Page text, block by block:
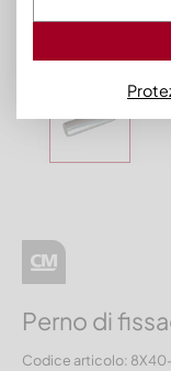
Perno di
Codice articolo: